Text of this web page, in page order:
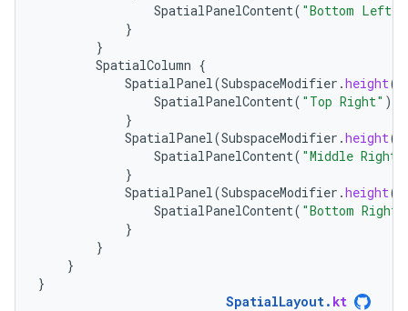
SpatialPanelContent( "Bottom Left"
}
}
SpatialColumn {
SpatialPanel (SubspaceModifier .height(
SpatialPanelContent( "Top Right" )
}
SpatialPanel (SubspaceModifier .height(
SpatialPanelContent( "Middle Right"
}
SpatialPanel (SubspaceModifier .height(
SpatialPanelContent( "Bottom Right"
}
}
}
}
SpatialLayout. kt